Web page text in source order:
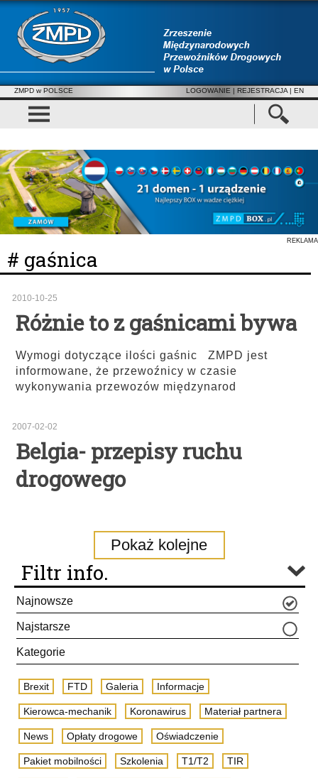
ZMPD w POLSCE LOGOWANIE | REJESTRACJA | EN
REKLAMA
# gaśnica
2010-10-25
Różnie to z gaśnicami bywa
Wymogi dotyczące ilości gaśnic ZMPD jest
informowane, że przewoźnicy w czasie
wykonywania przewozów międzynarod
2007-02-02
Belgia- przepisy ruchu
drogowego
Pokaż kolejne
Filtr info.
Najnowsze
Najstarsze
Kategorie
Brexit FTD Galeria Informacje
Kierowca-mechanik Koronawirus Materiał partnera
News Opłaty drogowe Oświadczenie
Pakiet mobilności Szkolenia T1/T2 TIR